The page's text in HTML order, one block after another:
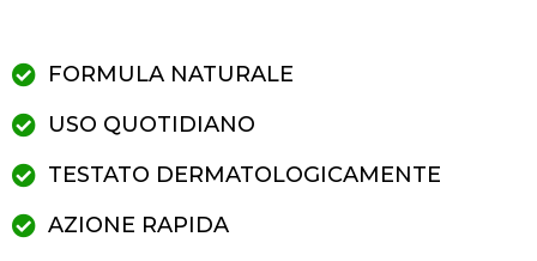
FORMULA NATURALE
USO QUOTIDIANO
TESTATO DERMATOLOGICAMENTE
AZIONE RAPIDA